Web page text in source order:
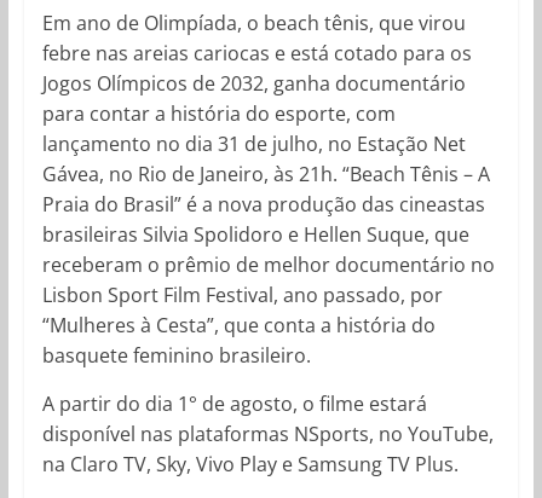
Em ano de Olimpíada, o beach tênis, que virou
febre nas areias cariocas e está cotado para os
Jogos Olímpicos de 2032, ganha documentário
para contar a história do esporte, com
lançamento no dia 31 de julho, no Estação Net
Gávea, no Rio de Janeiro, às 21h. “Beach Tênis – A
Praia do Brasil” é a nova produção das cineastas
brasileiras Silvia Spolidoro e Hellen Suque, que
receberam o prêmio de melhor documentário no
Lisbon Sport Film Festival, ano passado, por
“Mulheres à Cesta”, que conta a história do
basquete feminino brasileiro.
A partir do dia 1° de agosto, o filme estará
disponível nas plataformas NSports, no YouTube,
na Claro TV, Sky, Vivo Play e Samsung TV Plus.